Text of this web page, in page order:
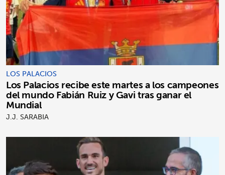
LOS PALACIOS
Los Palacios recibe este martes a los campeones
del mundo Fabián Ruiz y Gavi tras ganar el
Mundial
J.J. SARABIA